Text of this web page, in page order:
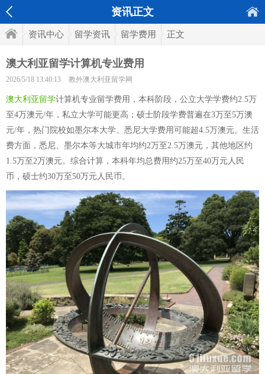
资讯正文
资讯中心 留学资讯 留学费用 正文
澳大利亚留学计算机专业费用
2026/5/18 13:40:13 教外澳大利亚留学网
澳大利亚留学计算机专业留学费用，本科阶段，公立大学学费约2.5万
至4万澳元/年，私立大学可能更高；硕士阶段学费普遍在3万至5万澳
元/年，热门院校如墨尔本大学、悉尼大学费用可能超4.5万澳元。生活
费方面，悉尼、墨尔本等大城市年均约2万至2.5万澳元，其他地区约
1.5万至2万澳元。综合计算，本科年均总费用约25万至40万元人民
币，硕士约30万至50万元人民币。